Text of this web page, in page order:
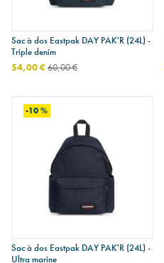
Sac à dos Eastpak DAY PAK'R (24L) -
Triple denim
54,00 €60,00 €
-10 %
Sac à dos Eastpak DAY PAK'R (24L) -
Ultra marine